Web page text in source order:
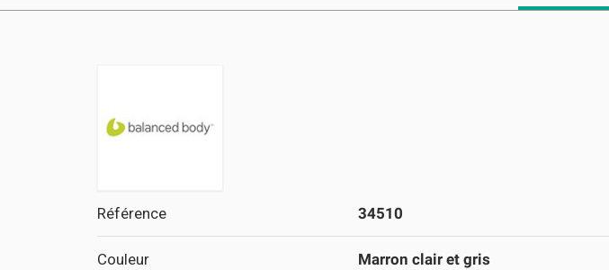
Référence 34510
Couleur Marron clair et gris